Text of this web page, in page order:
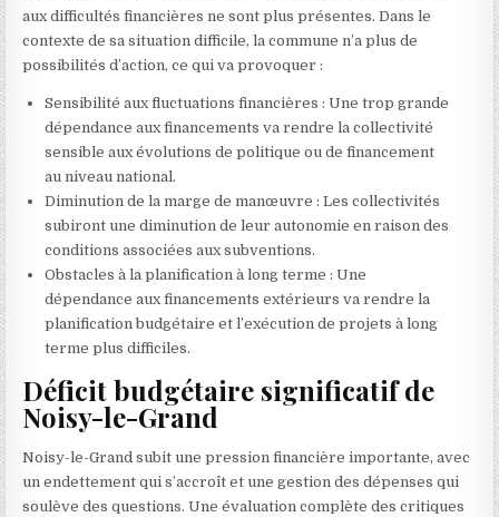
aux difficultés financières ne sont plus présentes. Dans le
contexte de sa situation difficile, la commune n’a plus de
possibilités d’action, ce qui va provoquer :
Sensibilité aux fluctuations financières : Une trop grande
dépendance aux financements va rendre la collectivité
sensible aux évolutions de politique ou de financement
au niveau national.
Diminution de la marge de manœuvre : Les collectivités
subiront une diminution de leur autonomie en raison des
conditions associées aux subventions.
Obstacles à la planification à long terme : Une
dépendance aux financements extérieurs va rendre la
planification budgétaire et l’exécution de projets à long
terme plus difficiles.
Déficit budgétaire significatif de
Noisy-le-Grand
Noisy-le-Grand subit une pression financière importante, avec
un endettement qui s’accroît et une gestion des dépenses qui
soulève des questions. Une évaluation complète des critiques